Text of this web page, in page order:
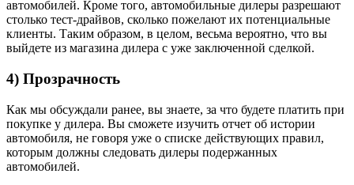
автомобилей. Кроме того, автомобильные дилеры разрешают
столько тест-драйвов, сколько пожелают их потенциальные
клиенты. Таким образом, в целом, весьма вероятно, что вы
выйдете из магазина дилера с уже заключенной сделкой.
4) Прозрачность
Как мы обсуждали ранее, вы знаете, за что будете платить при
покупке у дилера. Вы сможете изучить отчет об истории
автомобиля, не говоря уже о списке действующих правил,
которым должны следовать дилеры подержанных
автомобилей.